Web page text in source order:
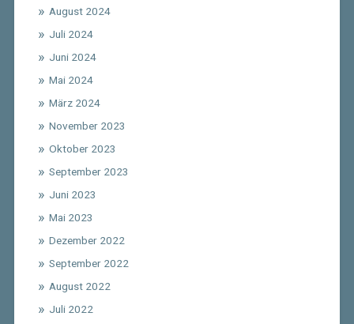
August 2024
Juli 2024
Juni 2024
Mai 2024
März 2024
November 2023
Oktober 2023
September 2023
Juni 2023
Mai 2023
Dezember 2022
September 2022
August 2022
Juli 2022